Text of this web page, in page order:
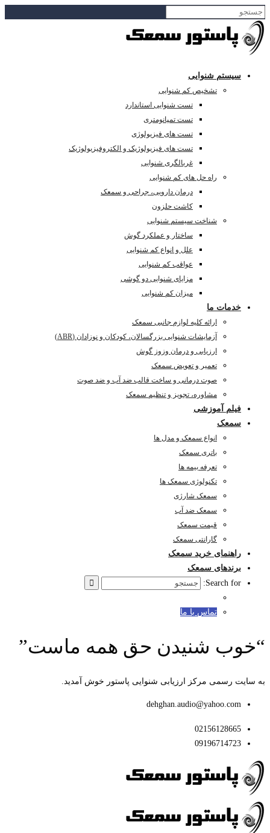
سیستم شنوایی
تشخیص کم شنوایی
تست شنوایی استاندارد
تست تمپانومتری
تست های فیزیولوژی
تست های فیزیولوژیک و الکتروفیزیولوژیک
غربالگری شنوایی
راه حل های کم شنوایی
درمان دارویی، جراحی و سمعک
کاشت حلزون
شناخت سیستم شنوایی
ساختار و عملکرد گوش
علل و انواع کم شنوایی
عواقب کم شنوایی
مزایای شنوایی دو گوشی
میزان کم شنوایی
خدمات ما
ارائه کلیه لوازم جانبی سمعک
آزمایشات شنوایی بزرگسالان، کودکان و نوزادان (ABR)
ارزیابی و درمان وزوز گوش
تعمیر و تعویض سمعک
صوت درمانی و ساخت قالب ضد آب و ضد صوت
مشاوره، تجویز و تنظیم سمعک
فیلم آموزشی
سمعک
انواع سمعک و مدل ها
باتری سمعک
تعرفه بیمه ها
تکنولوژی سمعک ها
سمعک شارژی
سمعک ضد آب
قیمت سمعک
گارانتی سمعک
راهنمای خرید سمعک
برندهای سمعک
Search for:
تماس با ما
“خوب شنیدن حق همه ماست”
به سایت رسمی مرکز ارزیابی شنوایی پاستور خوش آمدید.
dehghan.audio@yahoo.com
02156128665
09196714723